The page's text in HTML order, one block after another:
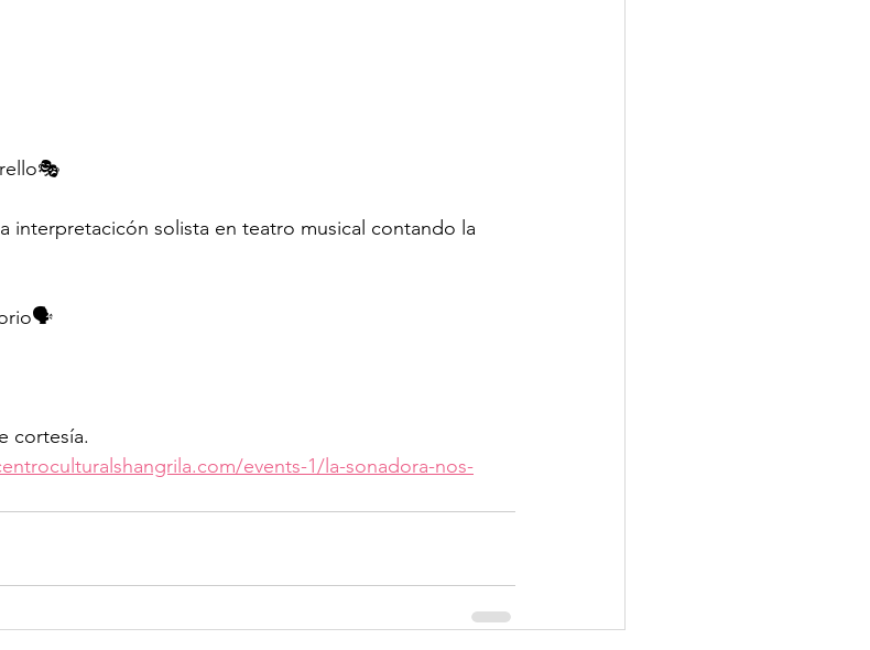
interpretacicón solista en teatro musical contando la
cortesía.
events-1/la-sonadora-nos-